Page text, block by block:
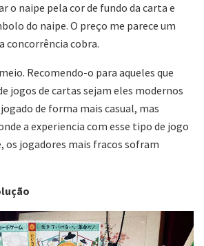
o naipe pela cor de fundo da carta e
do naipe. O preço me parece um
concorrência cobra.
Recomendo-o para aqueles que
jogos de cartas sejam eles modernos
de forma mais casual, mas
a experiencia com esse tipo de jogo
jogadores mais fracos sofram